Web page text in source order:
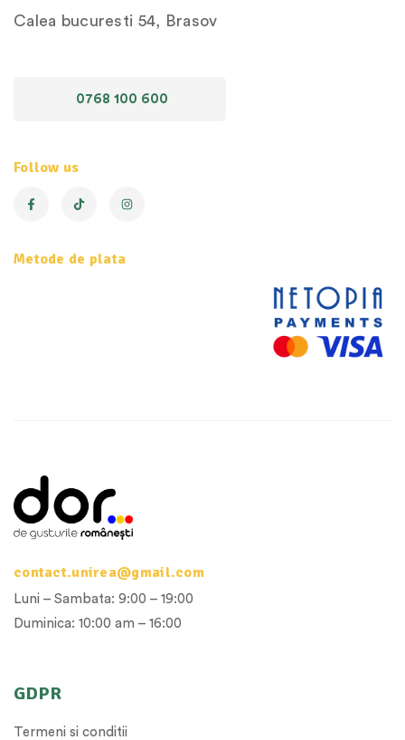
Calea bucuresti 54, Brasov
0768 100 600
Follow us
Metode de plata
GDPR
Termeni si conditii
contact.unirea@gmail.com
Luni – Sambata: 9:00 – 19:00
Duminica: 10:00 am – 16:00